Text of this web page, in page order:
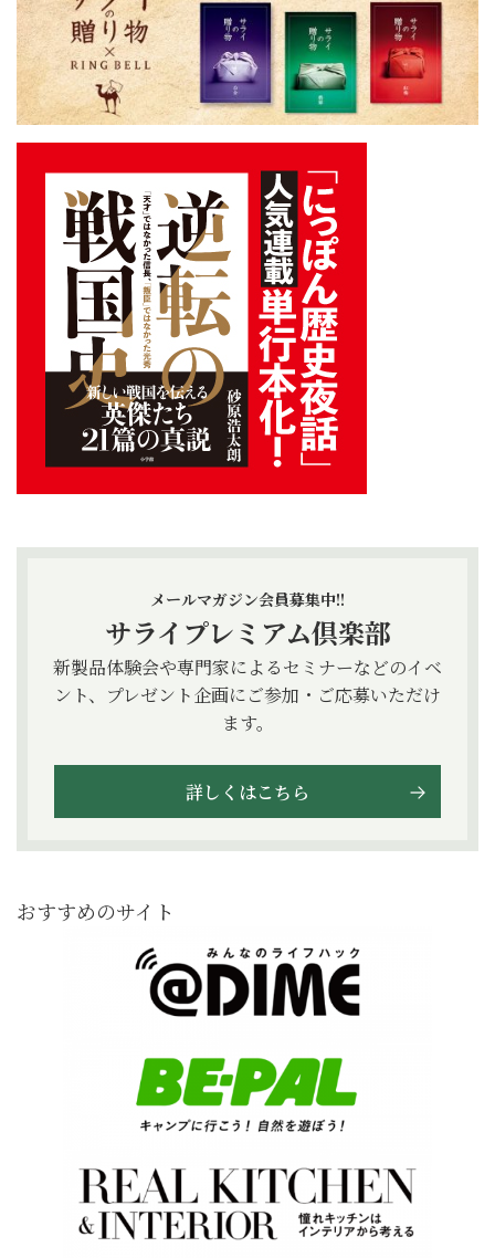
メールマガジン会員募集中!!
サライプレミアム倶楽部
新製品体験会や専門家によるセミナーなどのイベ
ント、プレゼント企画にご参加・ご応募いただけ
ます。
詳しくはこちら
おすすめのサイト